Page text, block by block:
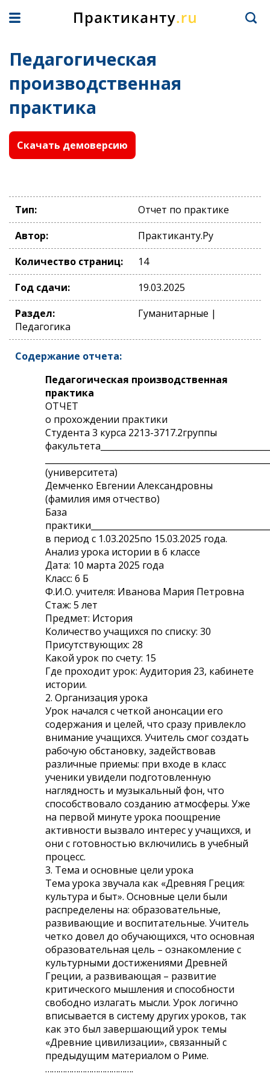
Педагогическая
производственная
практика
Скачать демоверсию
Тип:
Отчет по практике
Автор:
Практиканту.Ру
Количество страниц:
14
Год сдачи:
19.03.2025
Раздел:
Гуманитарные |
Педагогика
Содержание отчета:
Педагогическая производственная
практика
ОТЧЕТ
о прохождении практики
Студента 3 курса 2213-3717.2группы
(университета)
Демченко Евгении Александровны
(фамилия имя отчество)
База
в период с 1.03.2025по 15.03.2025 года.
Анализ урока истории в 6 классе
Дата: 10 марта 2025 года
Класс: 6 Б
Ф.И.О. учителя: Иванова Мария Петровна
Стаж: 5 лет
Предмет: История
Количество учащихся по списку: 30
Присутствующих: 28
Какой урок по счету: 15
Где проходит урок: Аудитория 23, кабинете
истории.
2. Организация урока
Урок начался с четкой анонсации его
содержания и целей, что сразу привлекло
внимание учащихся. Учитель смог создать
рабочую обстановку, задействовав
различные приемы: при входе в класс
ученики увидели подготовленную
наглядность и музыкальный фон, что
способствовало созданию атмосферы. Уже
на первой минуте урока поощрение
активности вызвало интерес у учащихся, и
они с готовностью включились в учебный
процесс.
3. Тема и основные цели урока
Тема урока звучала как «Древняя Греция:
культура и быт». Основные цели были
распределены на: образовательные,
развивающие и воспитательные. Учитель
четко довел до обучающихся, что основная
образовательная цель – ознакомление с
культурными достижениями Древней
Греции, а развивающая – развитие
критического мышления и способности
свободно излагать мысли. Урок логично
вписывается в систему других уроков, так
как это был завершающий урок темы
«Древние цивилизации», связанный с
предыдущим материалом о Риме.
………………………………….